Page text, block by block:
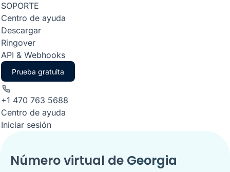
SOPORTE
Centro de ayuda
Descargar
Ringover
API & Webhooks
Prueba gratuita
+1 470 763 5688
Centro de ayuda
Iniciar sesión
Número virtual de Georgia